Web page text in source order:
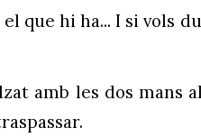
que hi ha... I si vols
amb les dos mans